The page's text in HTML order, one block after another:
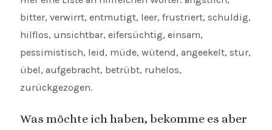
bitter, verwirrt, entmutigt, leer, frustriert, schuldig,
hilflos, unsichtbar, eifersüchtig, einsam,
pessimistisch, leid, müde, wütend, angeekelt, stur,
übel, aufgebracht, betrübt, ruhelos,
zurückgezogen.
Was möchte ich haben, bekomme es aber